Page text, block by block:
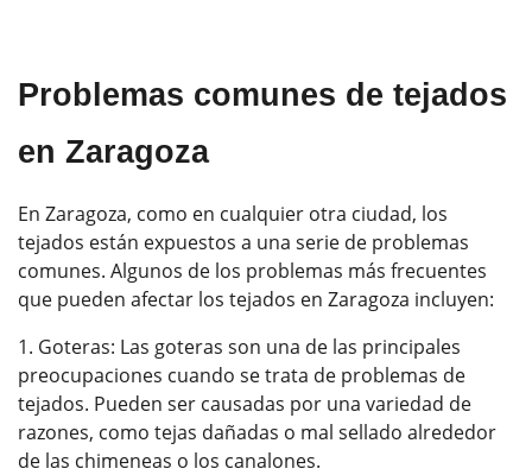
Problemas comunes de tejados
en Zaragoza
En Zaragoza, como en cualquier otra ciudad, los
tejados están expuestos a una serie de problemas
comunes. Algunos de los problemas más frecuentes
que pueden afectar los tejados en Zaragoza incluyen:
Goteras: Las goteras son una de las principales
preocupaciones cuando se trata de problemas de
tejados. Pueden ser causadas por una variedad de
razones, como tejas dañadas o mal sellado alrededor
de las chimeneas o los canalones.